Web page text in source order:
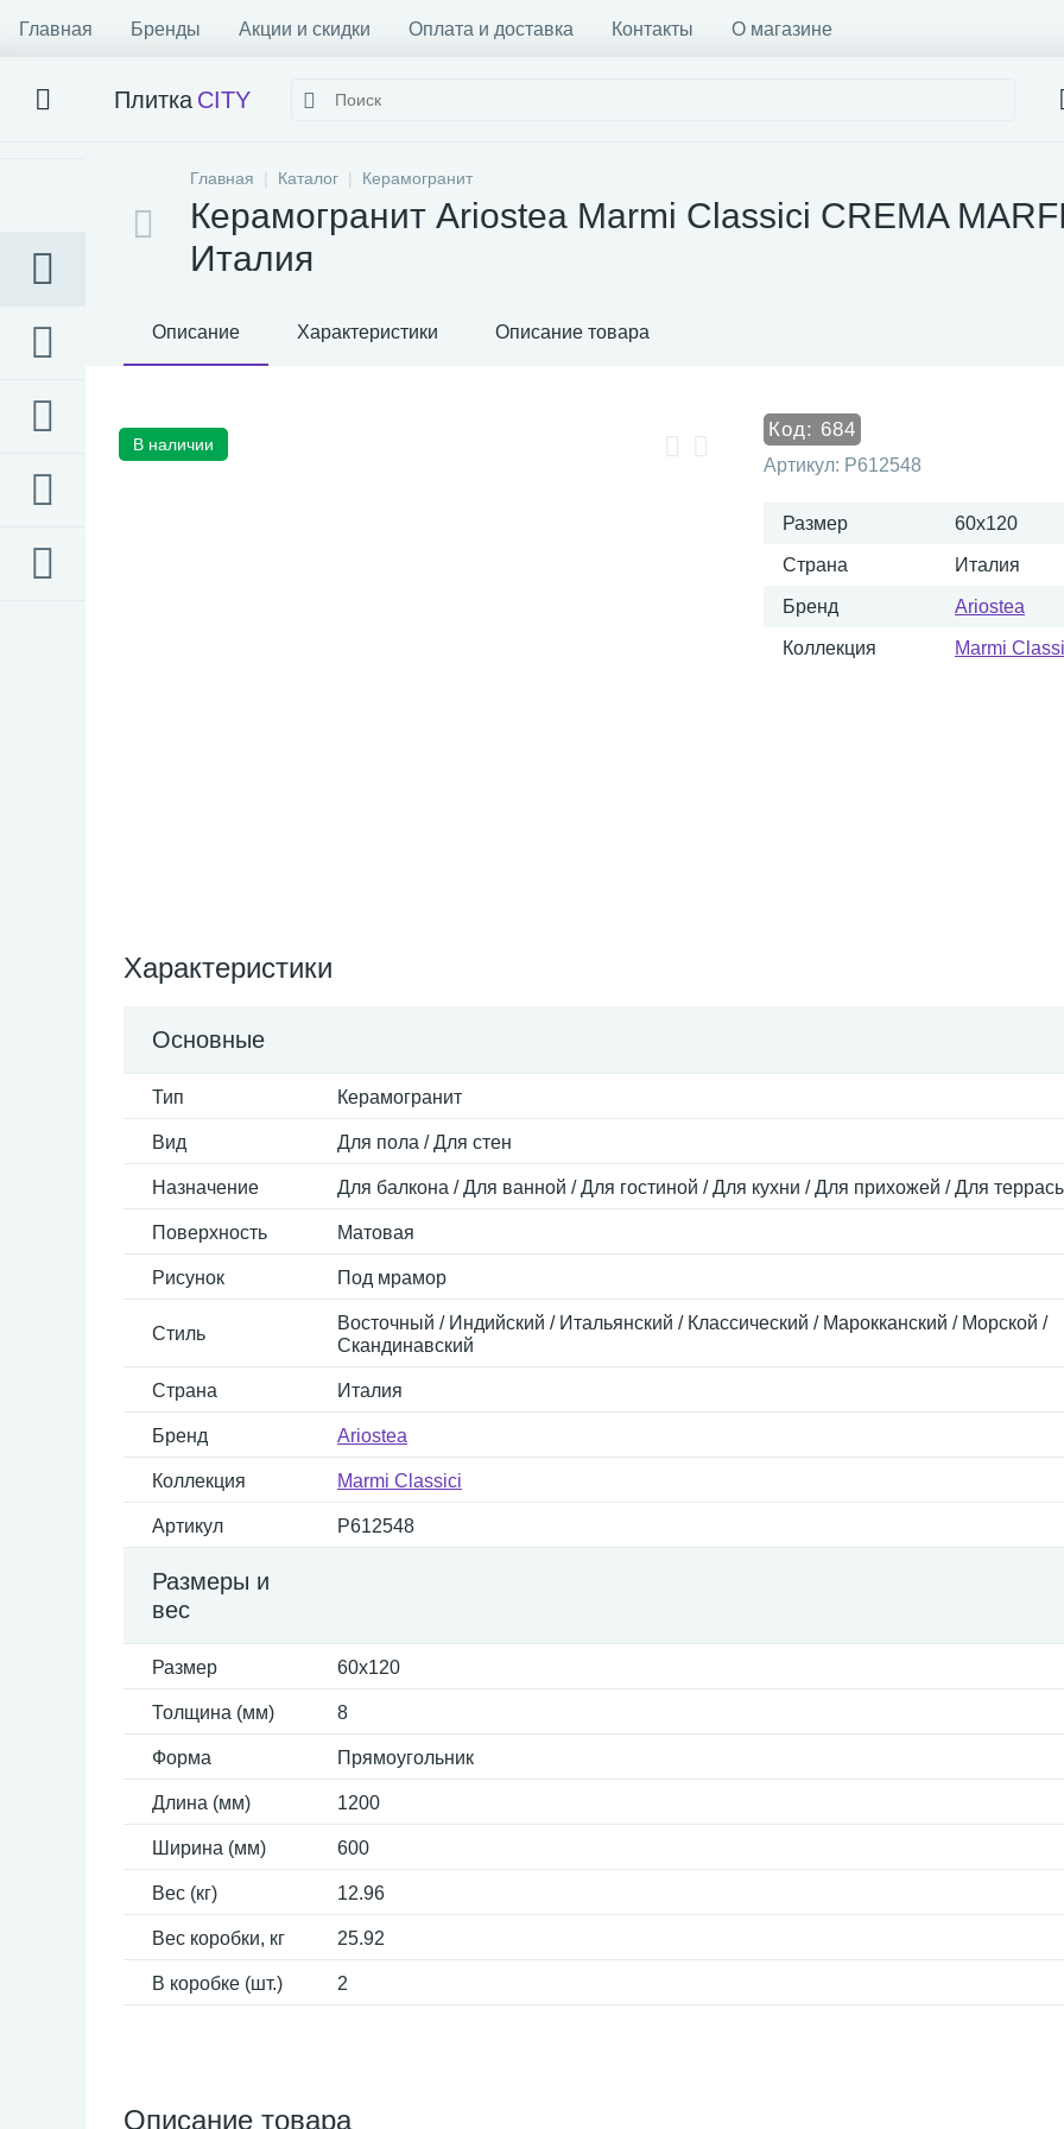
Главная Бренды Акции и скидки Оплата и доставка Контакты О магазине
Плитка CITY
Главная Каталог Керамогранит
Керамогранит Ariostea Marmi Classici CREMA
Италия
Описание Характеристики Описание товара
В наличии
Код: 684
Артикул: P612548
Размер 60x120
Страна Италия
Бренд Ariostea
Коллекция Marmi
Характеристики
Основные
Тип Керамогранит
Вид Для пола / Для стен
Назначение Для балкона / Для ванной / Для гостиной / Для кухни / Для прихожей / Для
Поверхность Матовая
Рисунок Под мрамор
Стиль
Восточный / Индийский / Итальянский / Классический / Марокканский / Морской /
Скандинавский
Страна Италия
Бренд Ariostea
Коллекция Marmi Classici
Артикул P612548
Размеры и
вес
Размер 60x120
Толщина (мм) 8
Форма Прямоугольник
Длина (мм) 1200
Ширина (мм) 600
Вес (кг) 12.96
Вес коробки, кг 25.92
В коробке (шт.) 2
Описание товара